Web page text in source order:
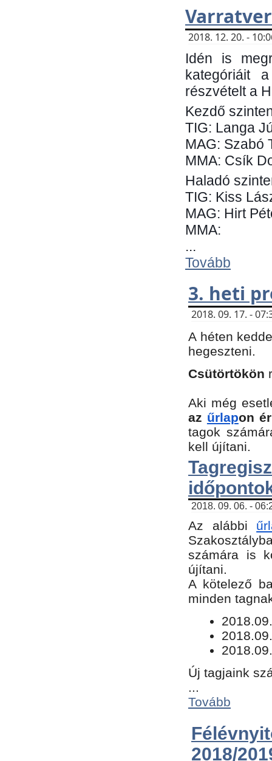
2018. 12. 20. -
Idén is
kategóriáit
részvételt a
Kezdő
TIG: Langa
MAG: Szabó
MMA: Csík
Haladó
TIG: Kiss
MAG: Hirt
MMA:
...
Tovább
3. heti
2018. 09. 17. -
A héten
hegeszteni.
Csütörtökön
Aki még
az űrlapon
tagok
kell újítani.
2018. 09. 06. -
Az alábbi
számára is
újítani.
​A kötelező
minden
Új tagjaink
...
Tovább
2018/